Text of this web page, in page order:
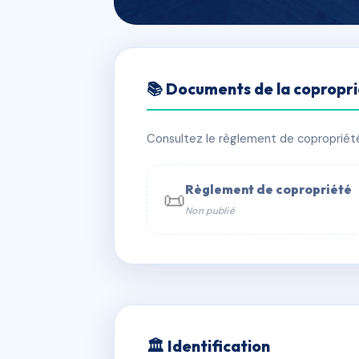
RESIDENCE
📍 48A r de la bucaille 50100
📞 Contacter Syndic Digital
📚 Documents de la
Consultez le règlement de
📜Règlement de copropriété
Non publié
🏛 Identification